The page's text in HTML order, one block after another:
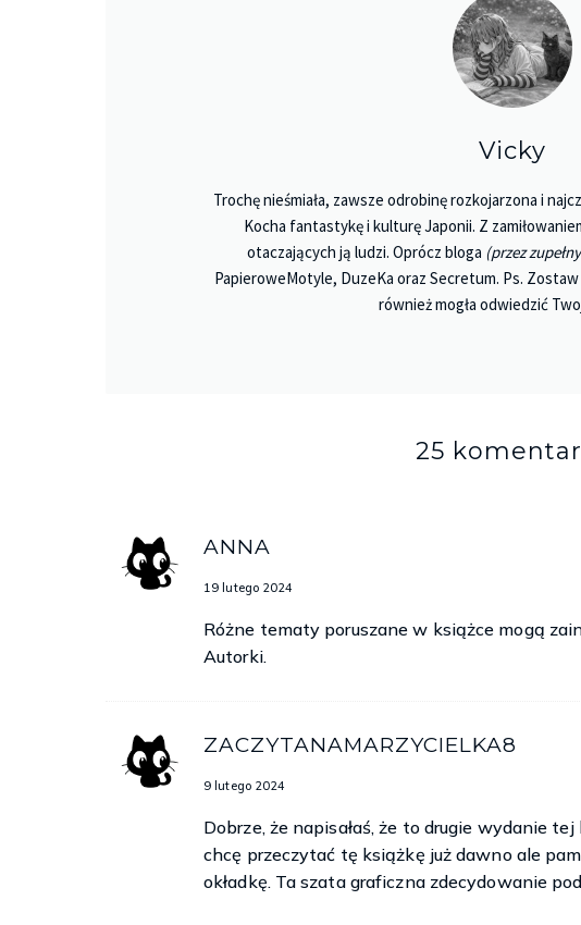
Vicky
Trochę nieśmiała, zawsze odrobinę rozkojarzona i
Kocha fantastykę i kulturę Japonii. Z
otaczających ją ludzi. Oprócz bloga (przez
PapieroweMotyle, DuzeKa oraz Secretum. Ps.
również mogła odwiedzić
25
ANNA
19 lutego 2024
Różne tematy poruszane w książce mogą
Autorki.
ZACZYTANAMARZYCIELKA8
9 lutego 2024
Dobrze, że napisałaś, że to drugie wydanie
chcę przeczytać tę książkę już dawno ale
okładkę. Ta szata graficzna zdecydowanie